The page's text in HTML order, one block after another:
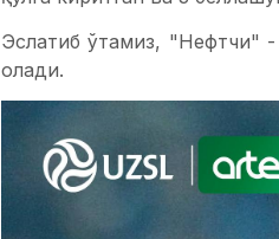
Эслатиб ўтамиз, "Нефтчи"
олади.